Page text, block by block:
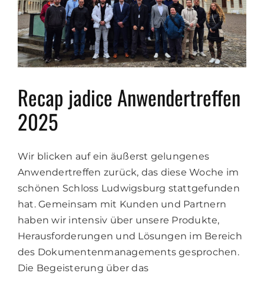
Recap jadice Anwendertreffen
2025
Wir blicken auf ein äußerst gelungenes
Anwendertreffen zurück, das diese Woche im
schönen Schloss Ludwigsburg stattgefunden
hat. Gemeinsam mit Kunden und Partnern
haben wir intensiv über unsere Produkte,
Herausforderungen und Lösungen im Bereich
des Dokumentenmanagements gesprochen.
Die Begeisterung über das